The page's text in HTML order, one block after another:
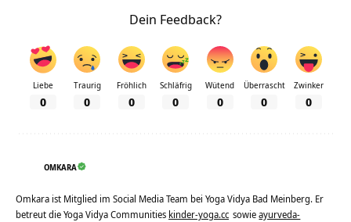
Dein Feedback?
Liebe
0
Traurig
0
Fröhlich
0
Schläfrig
0
Wütend
0
Überrascht
0
Zwinker
0
OMKARA
Omkara ist Mitglied im Social Media Team bei Yoga Vidya Bad Meinberg. Er
betreut die Yoga Vidya Communities kinder-yoga.cc sowieayurveda-